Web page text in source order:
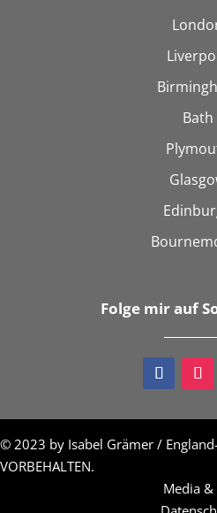
Bath
Folge mir auf
© 2023 by Isabel Grämer / England-
VORBEHALTEN.
Media &